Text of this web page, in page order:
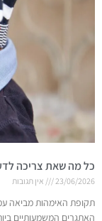
כל מה שאת צריכה
23/06/2026 אין תגובות
תקופת האימהות מביאה
האתגרים המשמעותיים